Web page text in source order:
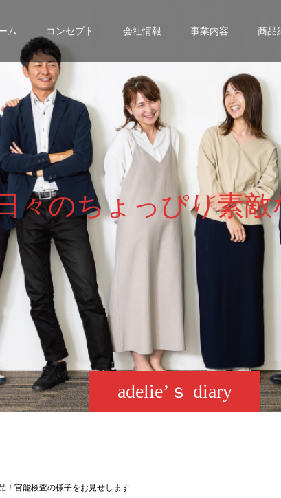
ム コンセプト 会社情報 事業内容 商品
adelie’ｓ diary
々のちょ っ ぴり素敵
！官能検査の様子をお見せします